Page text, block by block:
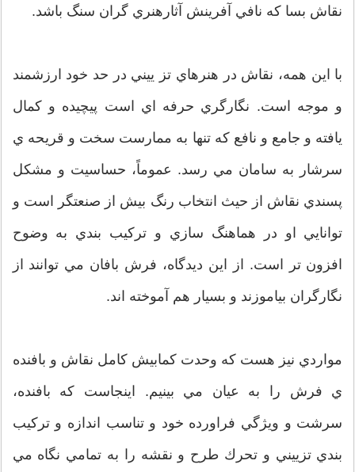
نقاش بسا كه نافي آفرينش آثارهنري گران سنگ باشد.
با اين همه، نقاش در هنرهاي تز ييني در حد خود ارزشمند
و موجه است. نگارگري حرفه اي است پيچيده و كمال
يافته و جامع و نافع كه تنها به ممارست سخت و قريحه ي
سرشار به سامان مي رسد. عموماً، حساسيت و مشكل
پسندي نقاش از حيث انتخاب رنگ بيش از صنعتگر است و
توانايي او در هماهنگ سازي و ترکیب بندي به وضوح
افزون تر است. از اين ديدگاه، فرش بافان مي توانند از
نگارگران بياموزند و بسيار هم آموخته اند.
مواردي نيز هست كه وحدت كمابيش كامل نقاش و بافنده
ي فرش را به عيان مي بينيم. اينجاست كه بافنده،
سرشت و ويژگي فراورده خود و تناسب اندازه و ترکيب
بندي تزييني و تحرك طرح و نقشه را به تمامي نگاه مي